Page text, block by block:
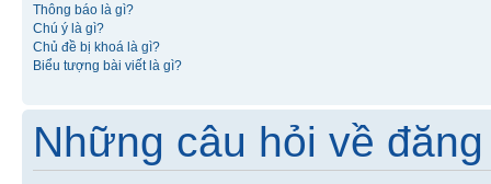
Thông báo là gì?
Chú ý là gì?
Chủ đề bị khoá là gì?
Biểu tượng bài viết là gì?
Những câu hỏi về